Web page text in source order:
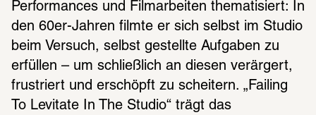
Performances und Filmarbeiten thematisiert: In
den 60er-Jahren filmte er sich selbst im Studio
beim Versuch, selbst gestellte Aufgaben zu
erfüllen – um schließlich an diesen verärgert,
frustriert und erschöpft zu scheitern. „Failing
To Levitate In The Studio“ trägt das